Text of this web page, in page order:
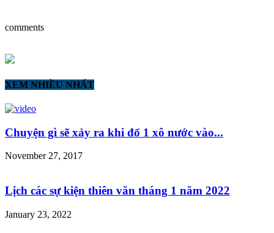
comments
XEM NHIỀU NHẤT
Chuyện gì sẽ xảy ra khi đổ 1 xô nước vào...
November 27, 2017
Lịch các sự kiện thiên văn tháng 1 năm 2022
January 23, 2022